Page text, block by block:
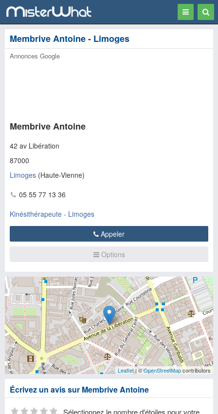
Toggle
Membrive Antoine - Limoges
Annonces Google
Membrive Antoine
42 av Libération
87000
Limoges (Haute-Vienne)
05 55 77 13 36
Kinésithérapeute - Limoges
Appeler
Options
Leaflet| ©OpenStreetMapcontributors
Écrivez un avis sur Membrive Antoine
Sélectionnez le nombre d'étoiles pour votre